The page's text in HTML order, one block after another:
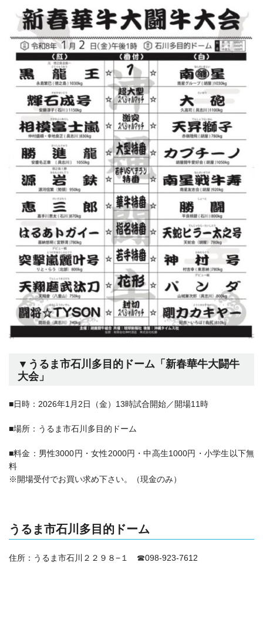
▼うるま市石川多目的ドーム「 新春華牛大闘牛
大会」
■日時：2026年1月2日（金）13時試合開始／開場11時
■場所： うるま市石川多目的ドーム
■料金：男性3000円・女性2000円・中高生1000円・小学生以下無
料
※開場受付でお買い求め下さい。（現金のみ）
うるま市石川多目的ドーム
住所： うるま市石川２２９８−１ ☎098-923-7612